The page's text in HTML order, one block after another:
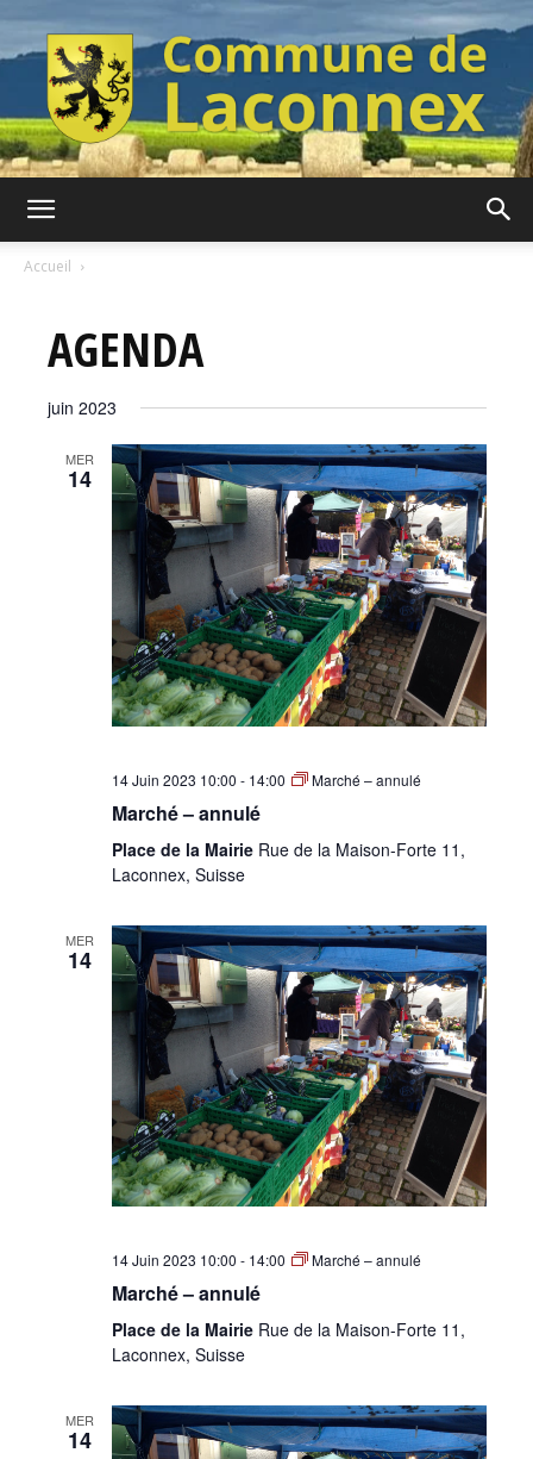
Accueil
AGENDA
juin 2023
MER
14
14 Juin 2023 10:00 - 14:00 Marché – annulé
Marché – annulé
Place de la Mairie Rue de la Maison-Forte 11,
Laconnex, Suisse
MER
14
14 Juin 2023 10:00 - 14:00 Marché – annulé
Marché – annulé
Place de la Mairie Rue de la Maison-Forte 11,
Laconnex, Suisse
MER
14